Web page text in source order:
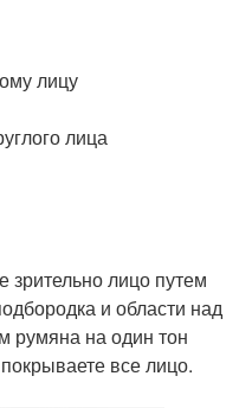
лицу
лица
лицо путем
и области над
румяна на один тон
все лицо.